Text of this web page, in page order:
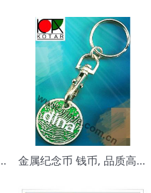
高档,做工精美 金属纪念币 钱币, 品质高档,做工精美